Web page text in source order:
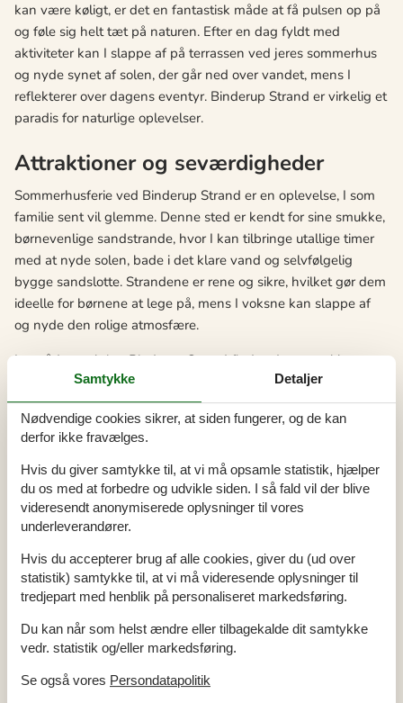
kan være køligt, er det en fantastisk måde at få pulsen op på
og føle sig helt tæt på naturen. Efter en dag fyldt med
aktiviteter kan I slappe af på terrassen ved jeres sommerhus
og nyde synet af solen, der går ned over vandet, mens I
reflekterer over dagens eventyr. Binderup Strand er virkelig et
paradis for naturlige oplevelser.
Attraktioner og seværdigheder
Sommerhusferie ved Binderup Strand er en oplevelse, I som
familie sent vil glemme. Denne sted er kendt for sine smukke,
børnevenlige sandstrande, hvor I kan tilbringe utallige timer
med at nyde solen, bade i det klare vand og selvfølgelig
bygge sandslotte. Strandene er rene og sikre, hvilket gør dem
ideelle for børnene at lege på, mens I voksne kan slappe af
og nyde den rolige atmosfære.
I området omkring Binderup Strand findes der en række
spændende attraktioner og seværdigheder, der kan gøre jeres
ferie endnu mere mindeværdig. Besøg for eksempel den
historiske by Kolding, der ligger kun en kort køretur væk. Her
kan I udforske Koldinghus, en imponerende middelalderborg
med en fascinerende historie. Derudover kan I også tage en
tur til Trapholt, et moderne kunstmuseum, der er kendt for sin
unikke samling af dansk design og samtidskunst.
must-see for naturelskere. Denne smukke have byder på en
bred vifte af planter fra hele verden, og er et perfekt sted for
område med fantastiske udsigter over det omkringliggende
landskab. Dette er blot et lille udvalg af de mange
attraktioner, I vil finde i nærheden af Binderup Strand.
Samtykke Detaljer
Nødvendige cookies sikrer, at siden fungerer, og de kan
derfor ikke fravælges.
Hvis du giver samtykke til, at vi må opsamle statistik, hjælper
du os med at forbedre og udvikle siden. I så fald vil der blive
videresendt anonymiserede oplysninger til vores
underleverandører.
Hvis du accepterer brug af alle cookies, giver du (ud over
statistik) samtykke til, at vi må videresende oplysninger til
tredjepart med henblik på personaliseret markedsføring.
Du kan når som helst ændre eller tilbagekalde dit samtykke
vedr. statistik og/eller markedsføring.
Se også vores Persondatapolitik